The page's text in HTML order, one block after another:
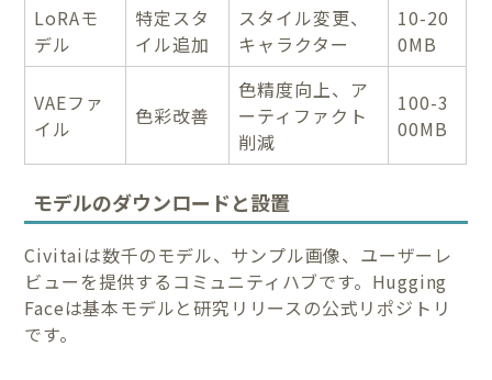
LoRAモ
デル
特定スタ
イル追加
スタイル変更、
キャラクター
10-20
0MB
VAEファ
イル
色彩改善
色精度向上、ア
ーティファクト
削減
100-3
00MB
モデルのダウンロードと設置
Civitaiは数千のモデル、サンプル画像、ユーザーレ
ビューを提供するコミュニティハブです。Hugging
Faceは基本モデルと研究リリースの公式リポジトリ
です。